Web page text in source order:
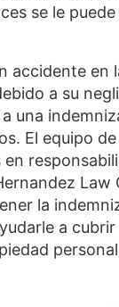
se le
accidente en
a su
una
El equipo
en
Law
la
a